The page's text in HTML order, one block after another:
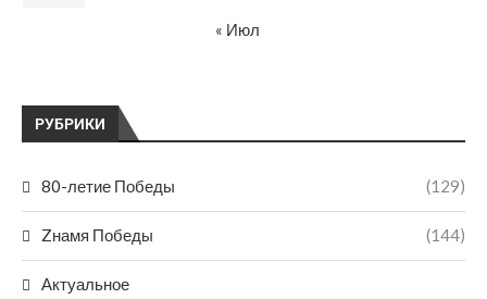
РУБРИКИ
80-летие Победы (129)
Zнамя Победы (144)
Актуальное
« Июл